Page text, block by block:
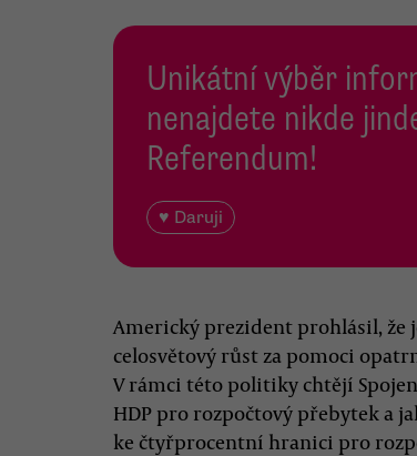
Unikátní výběr
nenajdete nikde
Referendum!
♥ Daruji
Americký prezident prohlásil, že
celosvětový růst za pomoci
V rámci této politiky chtějí
HDP pro rozpočtový přebytek a
ke čtyřprocentní hranici pro